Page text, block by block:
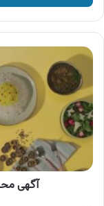
وارد
کنید
آگهی
محصولات
هانی
،
قورمه
سبزی
هانی
آگهی